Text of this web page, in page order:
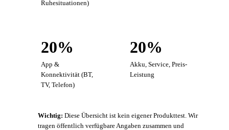
Ruhesituationen)
20%
App &
Konnektivität (BT,
TV, Telefon)
20%
Akku, Service, Preis-
Leistung
Wichtig: Diese Übersicht ist kein eigener Produkttest. Wir
tragen öffentlich verfügbare Angaben zusammen und